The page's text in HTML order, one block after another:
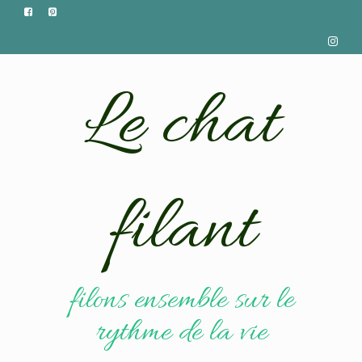
Le chat
filant
filons ensemble sur le
rythme de la vie